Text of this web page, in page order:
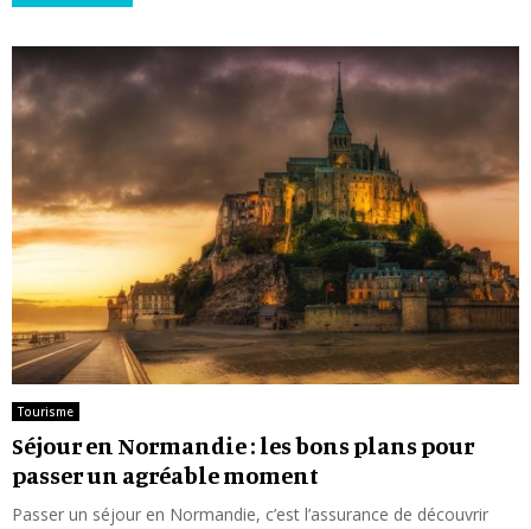
Tourisme
Séjour en Normandie : les bons plans pour
passer un agréable moment
Passer un séjour en Normandie, c’est l’assurance de découvrir